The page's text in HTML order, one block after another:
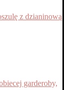
z dzianinową
garderoby,